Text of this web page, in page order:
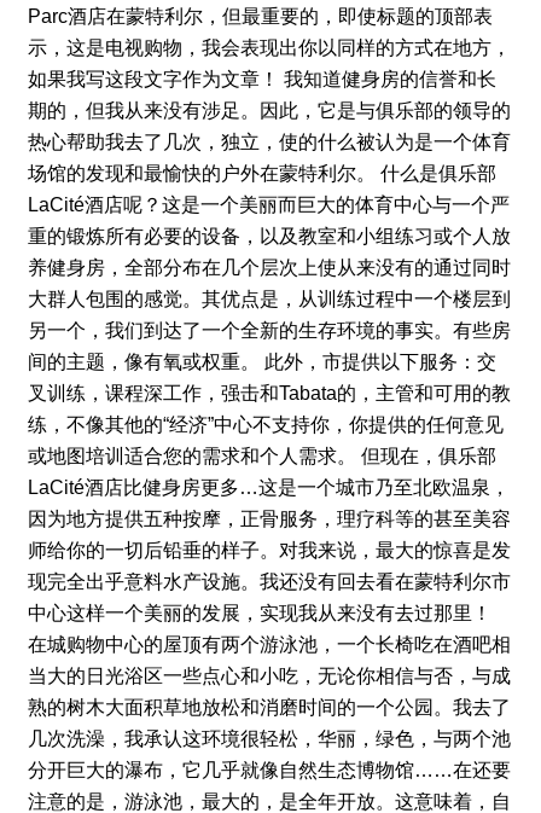
Parc酒店在蒙特利尔，但最重要的，即使标题的顶部表
示，这是电视购物，我会表现出你以同样的方式在地方，
如果我写这段文字作为文章！ 我知道健身房的信誉和长
期的，但我从来没有涉足。因此，它是与俱乐部的领导的
热心帮助我去了几次，独立，使的什么被认为是一个体育
场馆的发现和最愉快的户外在蒙特利尔。 什么是俱乐部
LaCité酒店呢？这是一个美丽而巨大的体育中心与一个严
重的锻炼所有必要的设备，以及教室和小组练习或个人放
养健身房，全部分布在几个层次上使从来没有的通过同时
大群人包围的感觉。其优点是，从训练过程中一个楼层到
另一个，我们到达了一个全新的生存环境的事实。有些房
间的主题，像有氧或权重。 此外，市提供以下服务：交
叉训练，课程深工作，强击和Tabata的，主管和可用的教
练，不像其他的“经济”中心不支持你，你提供的任何意见
或地图培训适合您的需求和个人需求。 但现在，俱乐部
LaCité酒店比健身房更多…这是一个城市乃至北欧温泉，
因为地方提供五种按摩，正骨服务，理疗科等的甚至美容
师给你的一切后铅垂的样子。对我来说，最大的惊喜是发
现完全出乎意料水产设施。我还没有回去看在蒙特利尔市
中心这样一个美丽的发展，实现我从来没有去过那里！
在城购物中心的屋顶有两个游泳池，一个长椅吃在酒吧相
当大的日光浴区一些点心和小吃，无论你相信与否，与成
熟的树木大面积草地放松和消磨时间的一个公园。我去了
几次洗澡，我承认这环境很轻松，华丽，绿色，与两个池
分开巨大的瀑布，它几乎就像自然生态博物馆……在还要
注意的是，游泳池，最大的，是全年开放。这意味着，自